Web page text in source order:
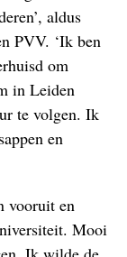
aldus
PVV. ‘Ik ben
om
in Leiden
te volgen. Ik
en
vooruit en
Mooi